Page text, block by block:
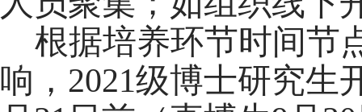
根据培养环节时间节
响，2021级博士研究生